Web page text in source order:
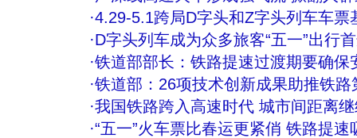
·4.29-5.1跨局D字头和Z字头列车车票
·D字头列车成为众多旅客“五一”出行
·铁道部部长：铁路提速过渡期要确保
·铁道部：26项技术创新成果助推铁路
·我国铁路跨入高速时代 城市间距离继
·“五一”火车票比春运更紧俏 铁路提速